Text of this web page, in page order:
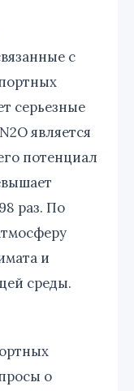
с
серьезные
является
потенциал
раз. По
и
среды.
о